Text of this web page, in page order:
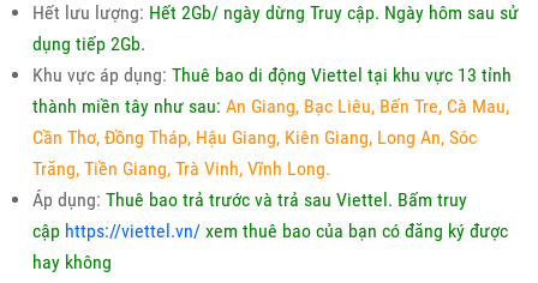
Hết lưu lượng: Hết 2Gb/ ngày dừng Truy cập. Ngày hôm sau sử
dụng tiếp 2Gb.
Khu vực áp dụng: Thuê bao di động Viettel tại khu vực 13 tỉnh
thành miền tây như sau: An Giang, Bạc Liêu, Bến Tre, Cà Mau,
Cần Thơ, Đồng Tháp, Hậu Giang, Kiên Giang, Long An, Sóc
Trăng, Tiền Giang, Trà Vinh, Vĩnh Long.
Áp dụng: Thuê bao trả trước và trả sau Viettel. Bấm truy
cập https://viettel.vn/ xem thuê bao của bạn có đăng ký được
hay không